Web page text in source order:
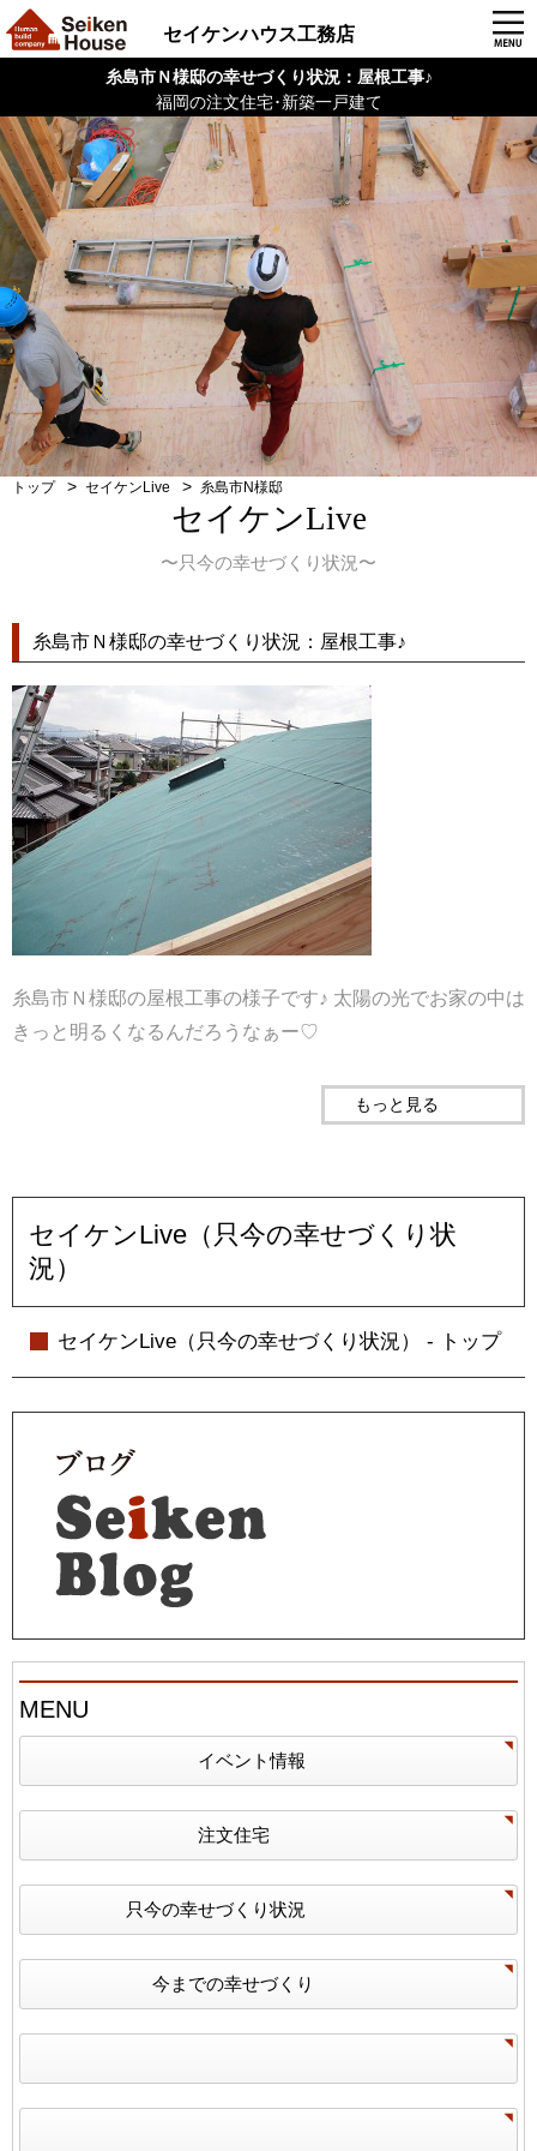
糸島市Ｎ様邸の幸せづくり状況：屋根工事♪
福岡の注文住宅･新築一戸建て
セイケンハウス工務店
トップ セイケンLive 糸島市N様邸
セイケンLive
〜只今の幸せづくり状況〜
糸島市Ｎ様邸の幸せづくり状況：屋根工事♪
糸島市Ｎ様邸の屋根工事の様子です♪ 太陽の光でお家の中は
きっと明るくなるんだろうなぁー♡
もっと見る
セイケンLive（只今の幸せづくり状
況）
セイケンLive（只今の幸せづくり状況） - トップ
MENU
イベント情報
注文住宅
只今の幸せづくり状況
今までの幸せづくり